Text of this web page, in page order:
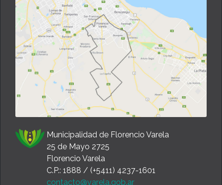
Municipalidad de Florencio Varela
25 de Mayo 2725
Florencio Varela
C.P.: 1888 / (+5411) 4237-1601
contacto@varela.gob.ar